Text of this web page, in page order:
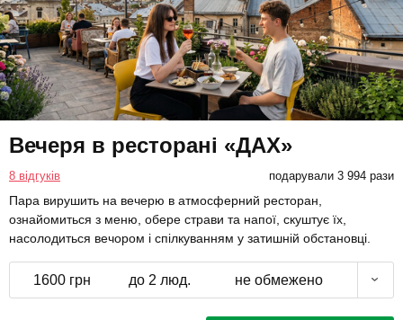
Вечеря в ресторані «ДАХ»
8 відгуків подарували 3 994 рази
Пара вирушить на вечерю в атмосферний ресторан,
ознайомиться з меню, обере страви та напої, скуштує їх,
насолодиться вечором і спілкуванням у затишній обстановці.
1600 грн до 2 люд. не обмежено